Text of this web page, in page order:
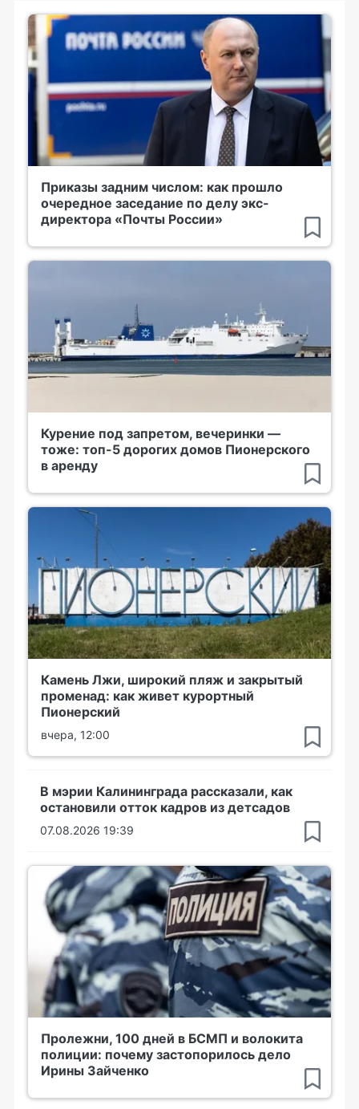
Приказы задним числом: как прошло
очередное заседание по делу экс-
директора «Почты России»
Курение под запретом, вечеринки —
тоже: топ-5 дорогих домов Пионерского
в аренду
Камень Лжи, широкий пляж и закрытый
променад: как живет курортный
Пионерский
вчера, 12:00
В мэрии Калининграда рассказали, как
остановили отток кадров из детсадов
07.08.2026 19:39
Пролежни, 100 дней в БСМП и волокита
полиции: почему застопорилось дело
Ирины Зайченко